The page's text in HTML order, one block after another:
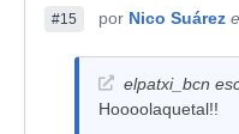
#15 por Nico Suárez
elpatxi_bcn
Hoooolaquetal!!